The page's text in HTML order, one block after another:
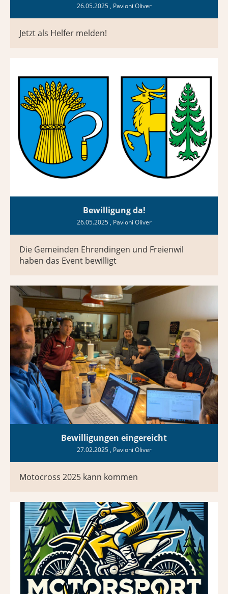
26.05.2025, Pavioni Oliver
Jetzt als Helfer melden!
Bewilligung da!
26.05.2025, Pavioni Oliver
Die Gemeinden Ehrendingen und Freienwil
haben das Event bewilligt
Bewilligungen eingereicht
27.02.2025, Pavioni Oliver
Motocross 2025 kann kommen